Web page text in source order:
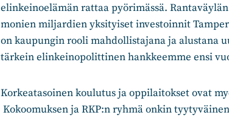
elinkeinoelämän rattaa pyörimässä.
monien miljardien yksityiset investoinnit
on kaupungin rooli mahdollistajana ja alustana
tärkein elinkeinopolittinen hankkeemme ensi
Korkeatasoinen koulutus ja oppilaitokset ovat
Kokoomuksen ja RKP:n ryhmä onkin